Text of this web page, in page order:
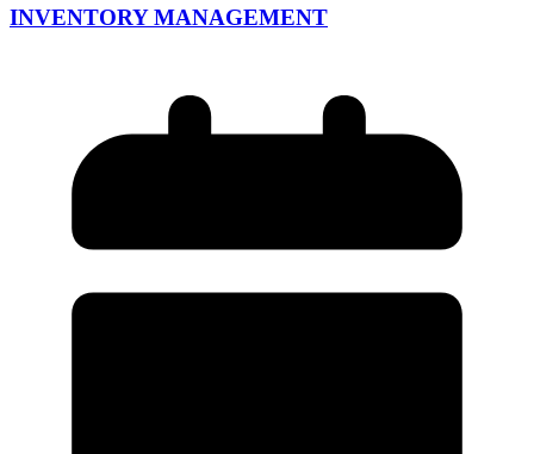
INVENTORY MANAGEMENT